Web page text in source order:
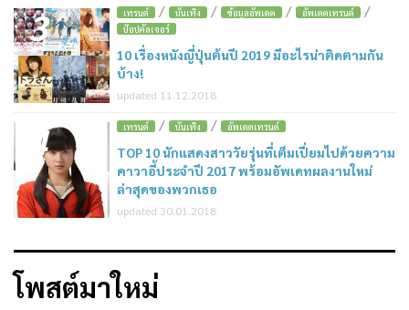
3 เทรนด์ / บันเทิง / ข้อมูลอัพเดต / อัพเดตเทรนด์ /
ป๊อปคัลเจอร์
10 เรื่องหนังญี่ปุ่นต้นปี 2019 มีอะไรน่าติดตามกัน
บ้าง!
updated 11.12.2018
4 เทรนด์ / บันเทิง / อัพเดตเทรนด์
TOP 10 นักแสดงสาววัยรุ่นที่เต็มเปี่ยมไปด้วยความ
คาวาอี้ประจำปี 2017 พร้อมอัพเดทผลงานใหม่
ล่าสุดของพวกเธอ
updated 30.01.2018
โพสต์มาใหม่